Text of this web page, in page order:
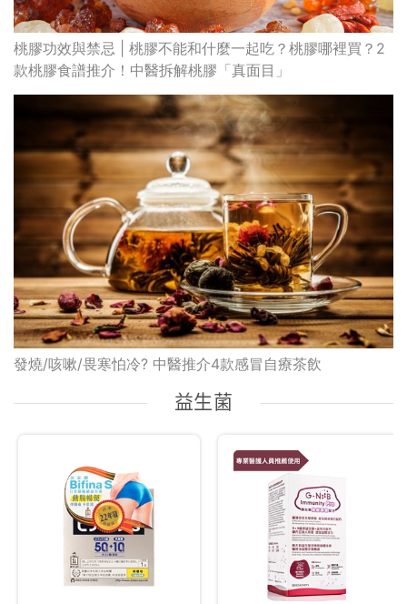
桃膠功效與禁忌 | 桃膠不能和什麼一起吃？桃膠哪裡買？2
款桃膠食譜推介！中醫拆解桃膠「真面目」
發燒/咳嗽/畏寒怕冷? 中醫推介4款感冒自療茶飲